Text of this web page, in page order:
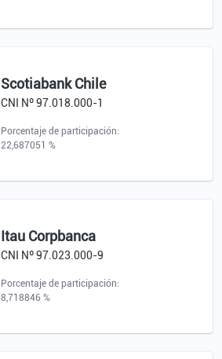
Scotiabank Chile
CNI Nº 97.018.000-1
Porcentaje de participación:
22,687051 %
Itau Corpbanca
CNI Nº 97.023.000-9
Porcentaje de participación:
8,718846 %